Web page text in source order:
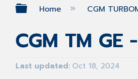
Expand/collapse
Home CGM
CGM TM
Last updated Oct 18, 2024